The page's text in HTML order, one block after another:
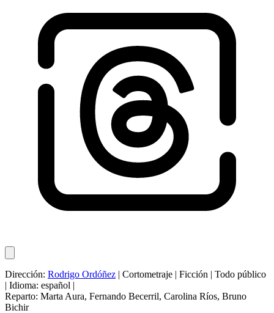
Dirección: Rodrigo Ordóñez | Cortometraje | Ficción | Todo público
| Idioma: español |
Reparto: Marta Aura, Fernando Becerril, Carolina Ríos, Bruno
Bichir